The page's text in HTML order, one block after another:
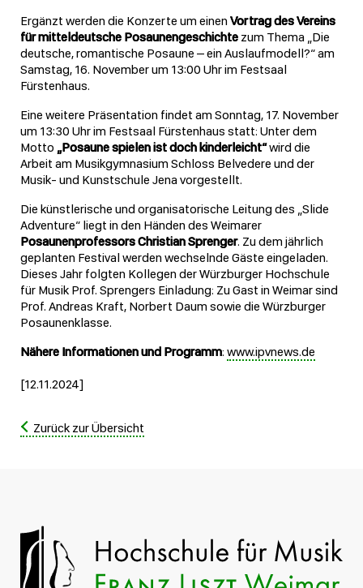
Ergänzt werden die Konzerte um einen Vortrag des Vereins
für mitteldeutsche Posaunengeschichte zum Thema „Die
deutsche, romantische Posaune – ein Auslaufmodell?“ am
Samstag, 16. November um 13:00 Uhr im Festsaal
Fürstenhaus.
Eine weitere Präsentation findet am Sonntag, 17. November
um 13:30 Uhr im Festsaal Fürstenhaus statt: Unter dem
Motto „Posaune spielen ist doch kinderleicht“wird die
Arbeit am Musikgymnasium Schloss Belvedere und der
Musik- und Kunstschule Jena vorgestellt.
Die künstlerische und organisatorische Leitung des „Slide
Adventure“ liegt in den Händen des Weimarer
Posaunenprofessors Christian Sprenger. Zu dem jährlich
geplanten Festival werden wechselnde Gäste eingeladen.
Dieses Jahr folgten Kollegen der Würzburger Hochschule
für Musik Prof. Sprengers Einladung: Zu Gast in Weimar sind
Prof. Andreas Kraft, Norbert Daum sowie die Würzburger
Posaunenklasse.
Nähere Informationen und Programm: www.ipvnews.de
[12.11.2024]
Zurück zur Übersicht